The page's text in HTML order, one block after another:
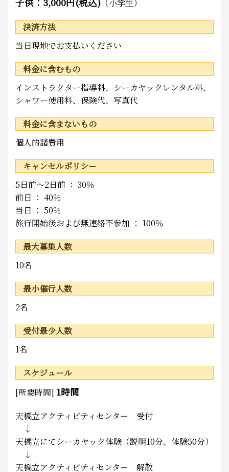
（小学生）
決済方法
当日現地でお支払いください
料金に含むもの
インストラクター指導料、シーカヤックレンタル料、
シャワー使用料、保険代、写真代
料金に含まないもの
個人的諸費用
キャンセルポリシー
5日前～2日前 ： 30％
前日 ： 40％
当日 ： 50％
旅行開始後および無連絡不参加 ： 100％
最大募集人数
10名
最小催行人数
2名
受付最少人数
1名
スケジュール
[所要時間] 1時間
天橋立アクティビティセンター 受付
↓
天橋立にてシーカヤック体験（説明10分、体験50分）
↓
天橋立アクティビティセンター 解散